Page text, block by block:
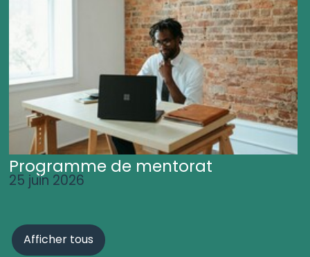
Programme de mentorat
25 juin 2026
Afficher tous